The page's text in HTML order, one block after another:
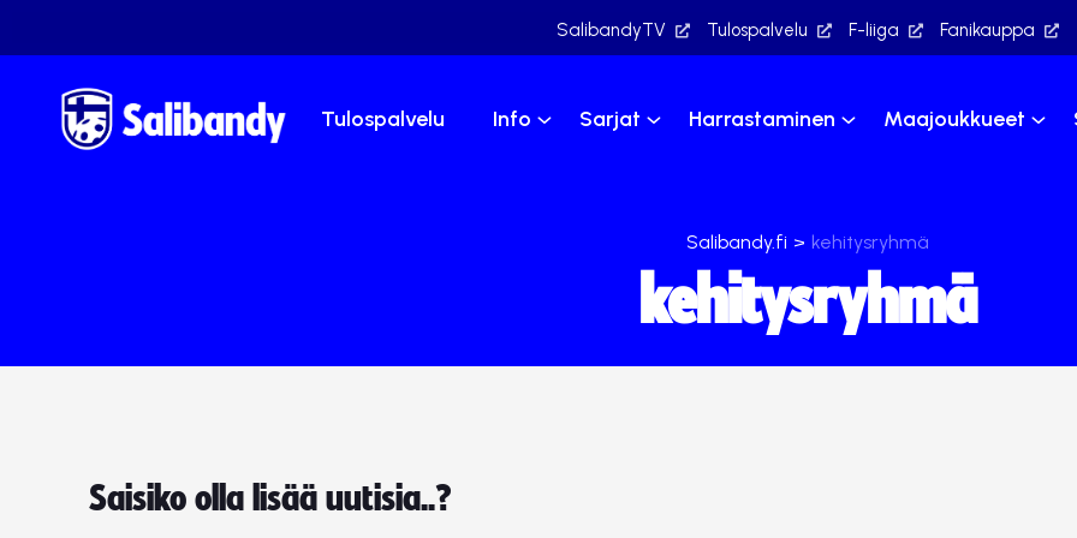
SalibandyTV Tulospalvelu F-liiga Fanikauppa
Tulospalvelu Info Sarjat Harrastaminen Maajoukkueet
Salibandy.fi > kehitysryhmä
kehitysryhmä
Saisiko olla lisää uutisia..?